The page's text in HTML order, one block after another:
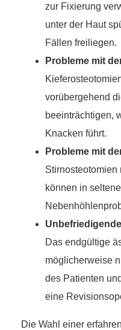
zur Fixierung
unter der Haut
Fällen freiliegen.
Probleme mit
vorübergehend
beeinträchtigen,
Knacken führt.
Probleme mit
können in
Das endgültige
möglicherweise
des Patienten
eine
Die Wahl einer